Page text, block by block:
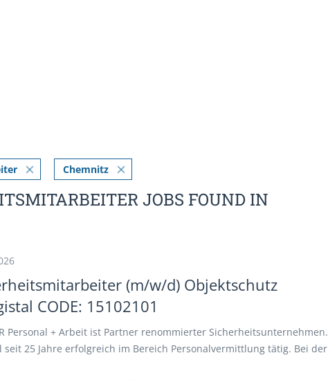
Chemnitz
JOBS FOUND IN
(m/w/d) Objektschutz
CODE: 15102101
Personal + Arbeit ist Partner renommierter Sicherheitsunternehmen.
seit 25 Jahre erfolgreich im Bereich Personalvermittlung tätig. Bei der